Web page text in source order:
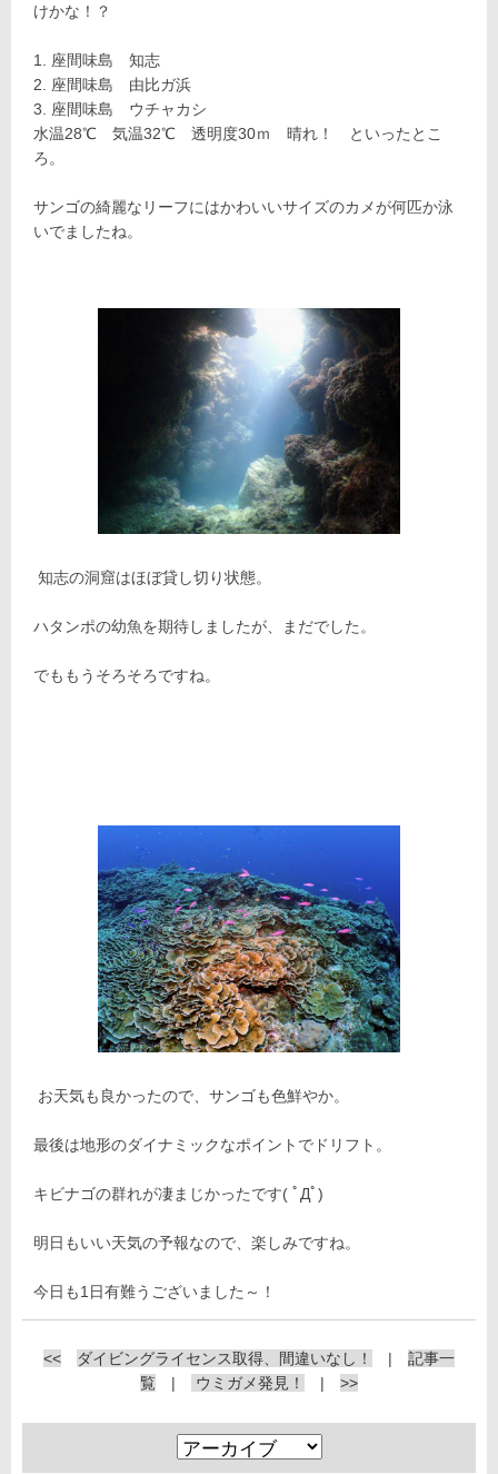
けかな！？
座間味島 知志
座間味島 由比ガ浜
座間味島 ウチャカシ
水温28℃ 気温32℃ 透明度30ｍ 晴れ！ といったとこ
ろ。
サンゴの綺麗なリーフにはかわいいサイズのカメが何匹か泳
いでましたね。
知志の洞窟はほぼ貸し切り状態。
ハタンポの幼魚を期待しましたが、まだでした。
でももうそろそろですね。
お天気も良かったので、サンゴも色鮮やか。
最後は地形のダイナミックなポイントでドリフト。
キビナゴの群れが凄まじかったです( ﾟДﾟ)
明日もいい天気の予報なので、楽しみですね。
今日も1日有難うございました～！
<< ダイビングライセンス取得、間違いなし！ | 記事一
覧 | ウミガメ発見！ | >>